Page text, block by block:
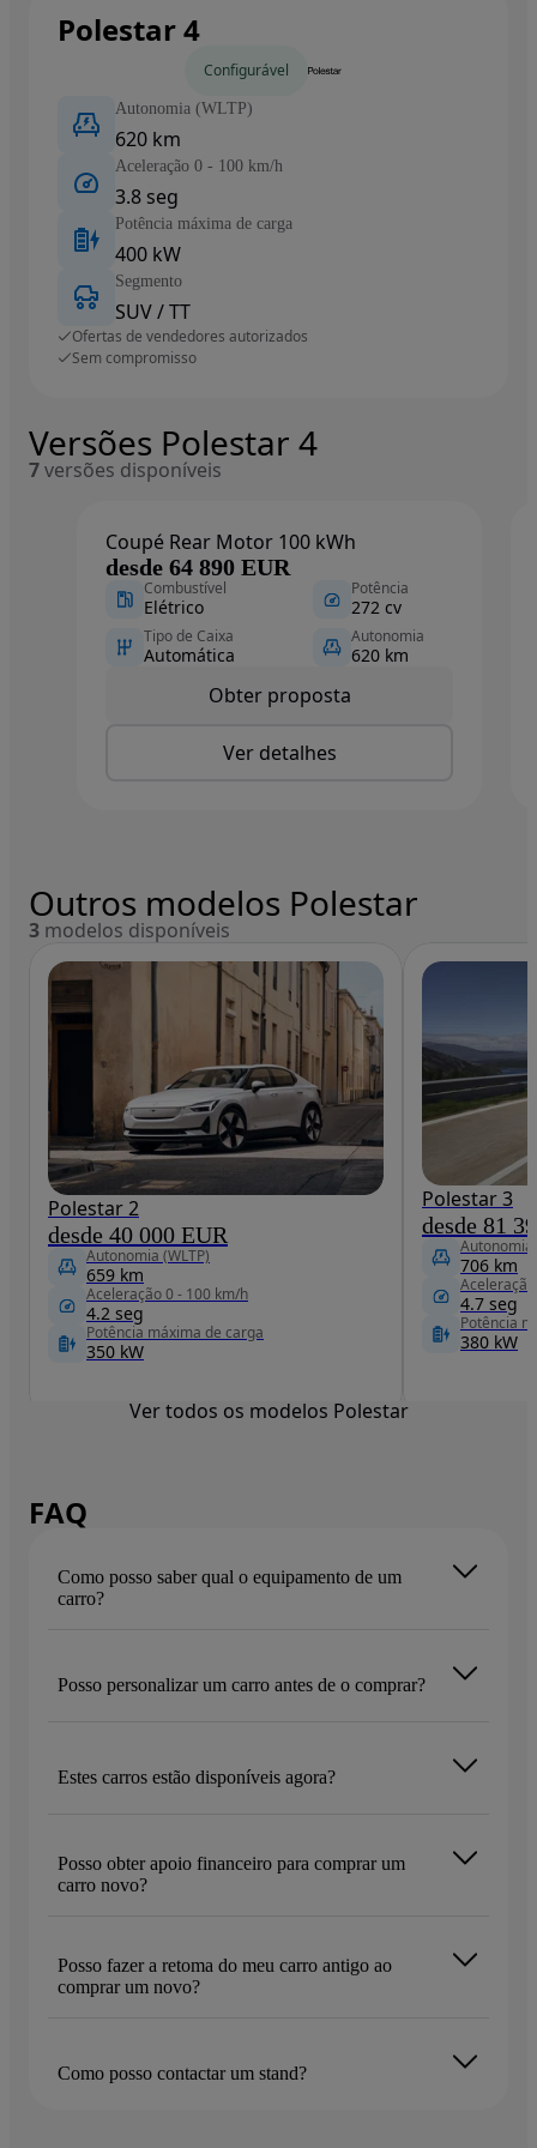
Polestar 4
Configurável
Autonomia (WLTP)
620 km
Aceleração 0 - 100 km/h
3.8 seg
Potência máxima de carga
400 kW
Segmento
SUV / TT
Ofertas de vendedores autorizados
Sem compromisso
Versões Polestar 4
7versões disponíveis
Coupé Rear Motor 100 kWh
desde 64 890 EUR
Combustível
Elétrico
Potência
272 cv
Tipo de Caixa
Automática
Autonomia
620 km
Obter proposta
Ver detalhes
Outros modelos Polestar
3 modelos disponíveis
Polestar 2
desde 40 000 EUR
Autonomia (WLTP)
659 km
Aceleração 0 - 100 km/h
4.2 seg
Potência máxima de carga
350 kW
Polestar 3
desde 81
Autonomia
706 km
4.7 seg
Potência
380 kW
Ver todos os modelos Polestar
FAQ
Como posso saber qual o equipamento de um
carro?
Posso personalizar um carro antes de o comprar?
Estes carros estão disponíveis agora?
Posso obter apoio financeiro para comprar um
carro novo?
Posso fazer a retoma do meu carro antigo ao
comprar um novo?
Como posso contactar um stand?